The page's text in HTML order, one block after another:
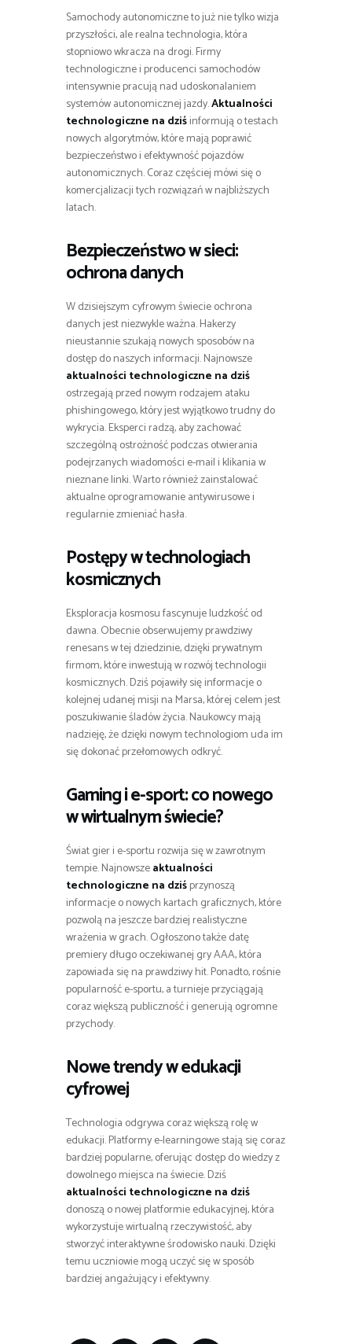
Samochody autonomiczne to już nie tylko wizja
przyszłości, ale realna technologia, która
stopniowo wkracza na drogi. Firmy
technologiczne i producenci samochodów
intensywnie pracują nad udoskonalaniem
systemów autonomicznej jazdy.Aktualności
technologiczne na dziśinformują o testach
nowych algorytmów, które mają poprawić
bezpieczeństwo i efektywność pojazdów
autonomicznych. Coraz częściej mówi się o
komercjalizacji tych rozwiązań w najbliższych
latach.
Bezpieczeństwo w sieci:
ochrona danych
W dzisiejszym cyfrowym świecie ochrona
danych jest niezwykle ważna. Hakerzy
nieustannie szukają nowych sposobów na
dostęp do naszych informacji. Najnowsze
aktualności technologiczne na dziś
ostrzegają przed nowym rodzajem ataku
phishingowego, który jest wyjątkowo trudny do
wykrycia. Eksperci radzą, aby zachować
szczególną ostrożność podczas otwierania
podejrzanych wiadomości e-mail i klikania w
nieznane linki. Warto również zainstalować
aktualne oprogramowanie antywirusowe i
regularnie zmieniać hasła.
Postępy w technologiach
kosmicznych
Eksploracja kosmosu fascynuje ludzkość od
dawna. Obecnie obserwujemy prawdziwy
renesans w tej dziedzinie, dzięki prywatnym
firmom, które inwestują w rozwój technologii
kosmicznych. Dziś pojawiły się informacje o
kolejnej udanej misji na Marsa, której celem jest
poszukiwanie śladów życia. Naukowcy mają
nadzieję, że dzięki nowym technologiom uda im
się dokonać przełomowych odkryć.
Gaming i e-sport: co nowego
w wirtualnym świecie?
Świat gier i e-sportu rozwija się w zawrotnym
tempie. Najnowszeaktualności
technologiczne na dziśprzynoszą
informacje o nowych kartach graficznych, które
pozwolą na jeszcze bardziej realistyczne
wrażenia w grach. Ogłoszono także datę
premiery długo oczekiwanej gry AAA, która
zapowiada się na prawdziwy hit. Ponadto, rośnie
popularność e-sportu, a turnieje przyciągają
coraz większą publiczność i generują ogromne
przychody.
Nowe trendy w edukacji
cyfrowej
Technologia odgrywa coraz większą rolę w
edukacji. Platformy e-learningowe stają się coraz
bardziej popularne, oferując dostęp do wiedzy z
dowolnego miejsca na świecie. Dziś
aktualności technologiczne na dziś
donoszą o nowej platformie edukacyjnej, która
wykorzystuje wirtualną rzeczywistość, aby
stworzyć interaktywne środowisko nauki. Dzięki
temu uczniowie mogą uczyć się w sposób
bardziej angażujący i efektywny.